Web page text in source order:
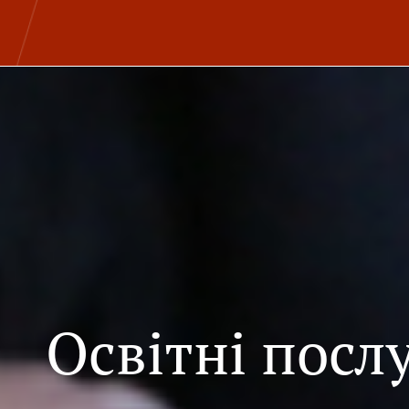
Освітні